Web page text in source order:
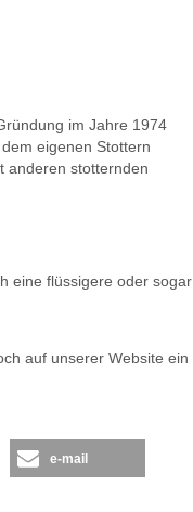
im Jahre 1974
eigenen Stottern
anderen stotternden
eine flüssigere oder sogar
auf unserer Website ein
e-mail